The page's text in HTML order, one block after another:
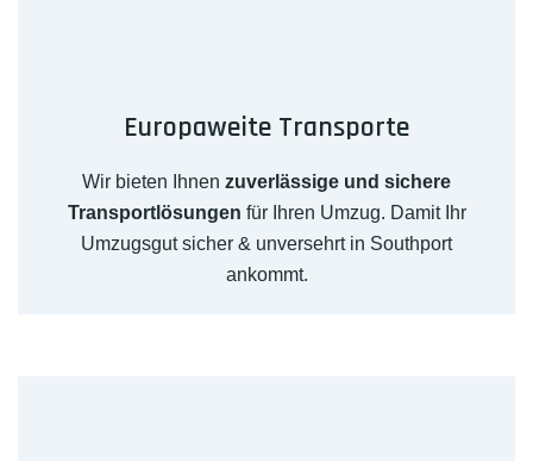
Europaweite Transporte
Wir bieten Ihnen zuverlässige und sichere
Transportlösungen für Ihren Umzug. Damit Ihr
Umzugsgut sicher & unversehrt in Southport
ankommt.